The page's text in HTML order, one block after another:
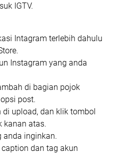
IGTV.
Intagram terlebih dahulu
Instagram yang anda
di bagian pojok
post.
di upload, dan klik tombol
kanan atas.
anda inginkan.
dan tag akun